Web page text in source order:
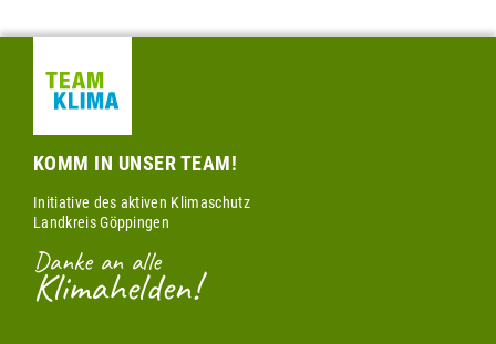
KOMM IN UNSER TEAM!
Initiative des aktiven Klimaschutz
Landkreis Göppingen
Danke an alle
Klimahelden!